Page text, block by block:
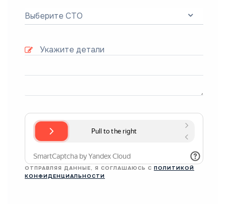
Выберите СТО
ОТПРАВЛЯЯ ДАННЫЕ, Я СОГЛАШАЮСЬ С ПОЛИТИКОЙ
КОНФИДЕНЦИАЛЬНОСТИ